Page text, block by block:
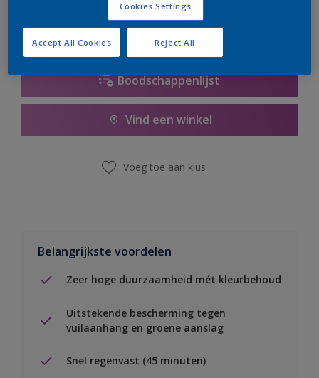
Boodschappenlijst
Vind een winkel
Voeg toe aan klus
Belangrijkste voordelen
Zeer hoge duurzaamheid mét kleurbehoud
Uitstekende bescherming tegen
vuilaanhang en groene aanslag
Snel regenvast (45 minuten)
Cookies Settings
Reject All
Accept All Cookies